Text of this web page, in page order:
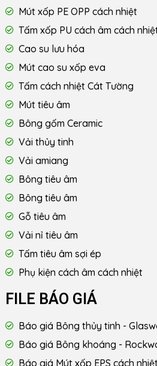
Mút xốp PE OPP cách nhiệt
Tấm xốp PU cách âm cách
Cao su lưu hóa
Mút cao su xốp eva
Tấm cách nhiệt Cát Tường
Mút tiêu âm
Bông gốm Ceramic
Vải thủy tinh
Vải amiang
Bông tiêu âm
Bông tiêu âm
Gỗ tiêu âm
Vải nỉ tiêu âm
Tấm tiêu âm sợi ép
Phụ kiện cách âm cách nhiệt
FILE BÁO GIÁ
Báo giá Bông thủy tinh -
Báo giá Bông khoáng -
Báo giá Mút xốp EPS cách